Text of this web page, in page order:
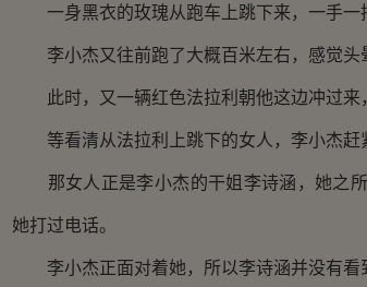
一身黑衣的玫瑰从跑车上跳下来，一手一
李小杰又往前跑了大概百米左右，感觉头
此时，又一辆红色法拉利朝他这边冲过来
等看清从法拉利上跳下的女人，李小杰赶
那女人正是李小杰的干姐李诗涵，她之所
她打过电话。
李小杰正面对着她，所以李诗涵并没有看